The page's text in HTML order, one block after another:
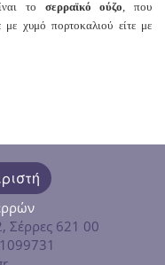
το σερραϊκό ούζο, που
με χυμό πορτοκαλιού είτε με
Σέρρες 621 00